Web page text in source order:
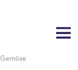
Gemüse